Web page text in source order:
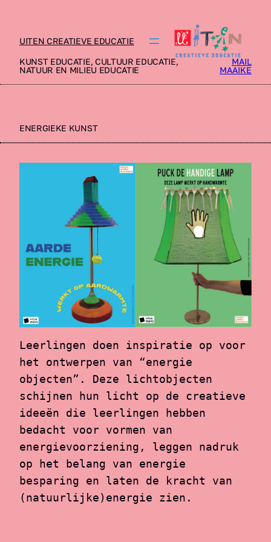
UITEN CREATIEVE EDUCATIE
KUNST EDUCATIE, CULTUUR EDUCATIE,
NATUUR EN MILIEU EDUCATIE
MAIL
MAAIKE
ENERGIEKE KUNST
Leerlingen doen inspiratie op voor
het ontwerpen van “energie
objecten”. Deze lichtobjecten
schijnen hun licht op de creatieve
ideeën die leerlingen hebben
bedacht voor vormen van
energievoorziening, leggen nadruk
op het belang van energie
besparing en laten de kracht van
(natuurlijke)energie zien.